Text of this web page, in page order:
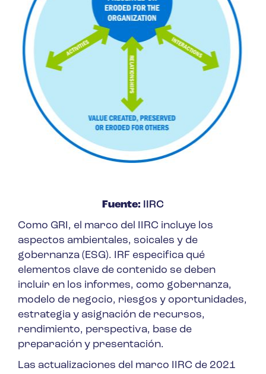
Fuente: IIRC
Como GRI, el marco del IIRC incluye los
aspectos ambientales, soicales y de
gobernanza (ESG). IRF especifica qué
elementos clave de contenido se deben
incluir en los informes, como gobernanza,
modelo de negocio, riesgos y oportunidades,
estrategia y asignación de recursos,
rendimiento, perspectiva, base de
preparación y presentación.
Las actualizaciones del marco IIRC de 2021